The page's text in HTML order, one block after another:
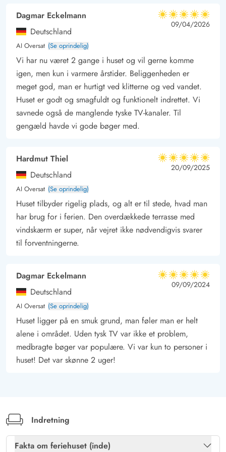
på et stort supermarked, specialbutikker og diverse spisesteder.
Dagmar Eckelmann
Deutschland
AI Oversat (Se oprindelig)
5 ud af 5
5 ud af 5
5 out of 5
09/04/2026
Vi har nu været 2 gange i huset og vil gerne komme
igen, men kun i varmere årstider. Beliggenheden er
meget god, man er hurtigt ved klitterne og ved vandet.
Huset er godt og smagfuldt og funktionelt indrettet. Vi
savnede også de manglende tyske TV-kanaler. Til
gengæld havde vi gode bøger med.
Hardmut Thiel
Deutschland
AI Oversat (Se oprindelig)
5 ud af 5
5 ud af 5
5 out of 5
20/09/2025
Huset tilbyder rigelig plads, og alt er til stede, hvad man
har brug for i ferien. Den overdækkede terrasse med
vindskærm er super, når vejret ikke nødvendigvis svarer
til forventningerne.
Dagmar Eckelmann
Deutschland
AI Oversat (Se oprindelig)
5 ud af 5
5 ud af 5
5 out of 5
09/09/2024
Huset ligger på en smuk grund, man føler man er helt
alene i området. Uden tysk TV var ikke et problem,
medbragte bøger var populære. Vi var kun to personer i
huset! Det var skønne 2 uger!
Indretning
Fakta om feriehuset (inde)